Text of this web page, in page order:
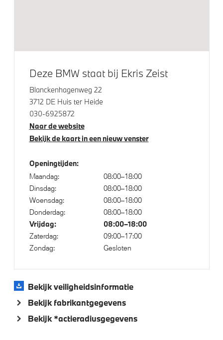
Aandrijving en onderstel
Laadkabel (Mode 3, 22kW)
Veiligheid
Akoestische waarschuwing voor voetgangers
Actieve Voetgangersbescherming
Deze BMW staat bij Ekris Zeist
Blanckenhagenweg 22
3712 DE Huis ter Heide
030-6925872
Naar de website
Bekijk de kaart in een nieuw venster
Openingtijden:
Maandag:
08:00–18:00
Dinsdag:
08:00–18:00
Woensdag:
08:00–18:00
Donderdag:
08:00–18:00
Vrijdag: 08:00–18:00
Zaterdag:
09:00–17:00
Zondag:
Gesloten
Bekijk veiligheidsinformatie
Bekijk fabrikantgegevens
Bekijk *actieradiusgegevens